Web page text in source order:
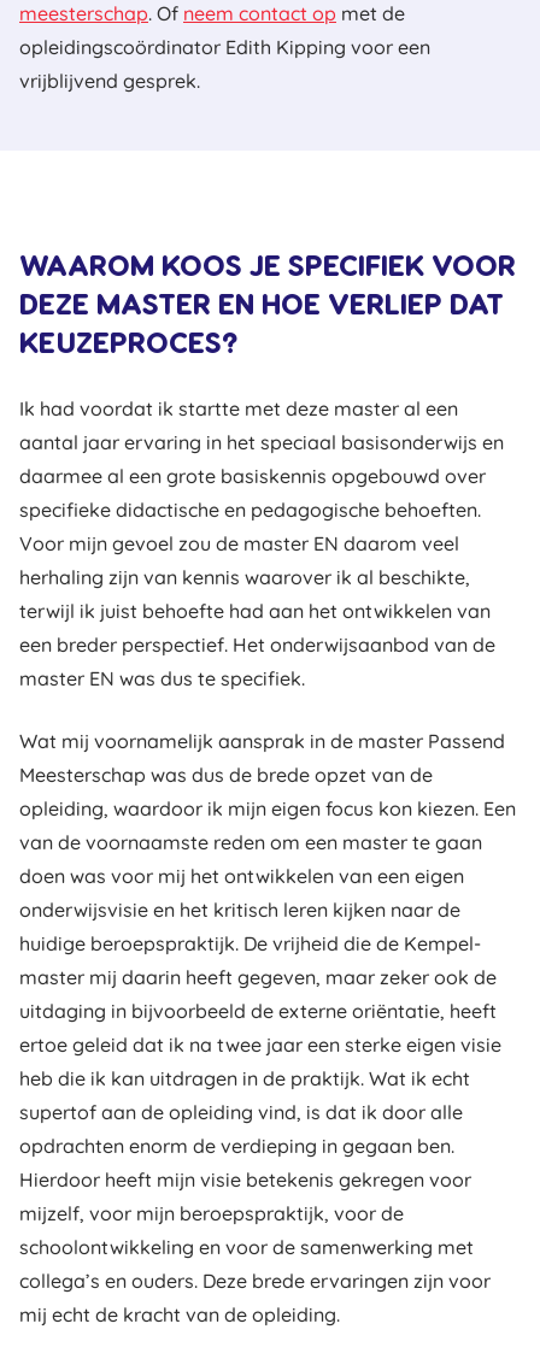
meesterschap. Of neem contact op met de
opleidingscoördinator Edith Kipping voor een
vrijblijvend gesprek.
WAAROM KOOS JE SPECIFIEK VOOR
DEZE MASTER EN HOE VERLIEP DAT
KEUZEPROCES?
Ik had voordat ik startte met deze master al een
aantal jaar ervaring in het speciaal basisonderwijs en
daarmee al een grote basiskennis opgebouwd over
specifieke didactische en pedagogische behoeften.
Voor mijn gevoel zou de master EN daarom veel
herhaling zijn van kennis waarover ik al beschikte,
terwijl ik juist behoefte had aan het ontwikkelen van
een breder perspectief. Het onderwijsaanbod van de
master EN was dus te specifiek.
Wat mij voornamelijk aansprak in de master Passend
Meesterschap was dus de brede opzet van de
opleiding, waardoor ik mijn eigen focus kon kiezen. Een
van de voornaamste reden om een master te gaan
doen was voor mij het ontwikkelen van een eigen
onderwijsvisie en het kritisch leren kijken naar de
huidige beroepspraktijk. De vrijheid die de Kempel-
master mij daarin heeft gegeven, maar zeker ook de
uitdaging in bijvoorbeeld de externe oriëntatie, heeft
ertoe geleid dat ik na twee jaar een sterke eigen visie
heb die ik kan uitdragen in de praktijk. Wat ik echt
supertof aan de opleiding vind, is dat ik door alle
opdrachten enorm de verdieping in gegaan ben.
Hierdoor heeft mijn visie betekenis gekregen voor
mijzelf, voor mijn beroepspraktijk, voor de
schoolontwikkeling en voor de samenwerking met
collega’s en ouders. Deze brede ervaringen zijn voor
mij echt de kracht van de opleiding.